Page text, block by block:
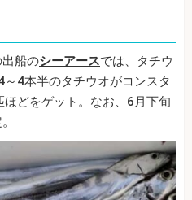
船のシーアースでは、タチウ
4本半のタチウオがコンスタ
どをゲット。なお、6月下旬